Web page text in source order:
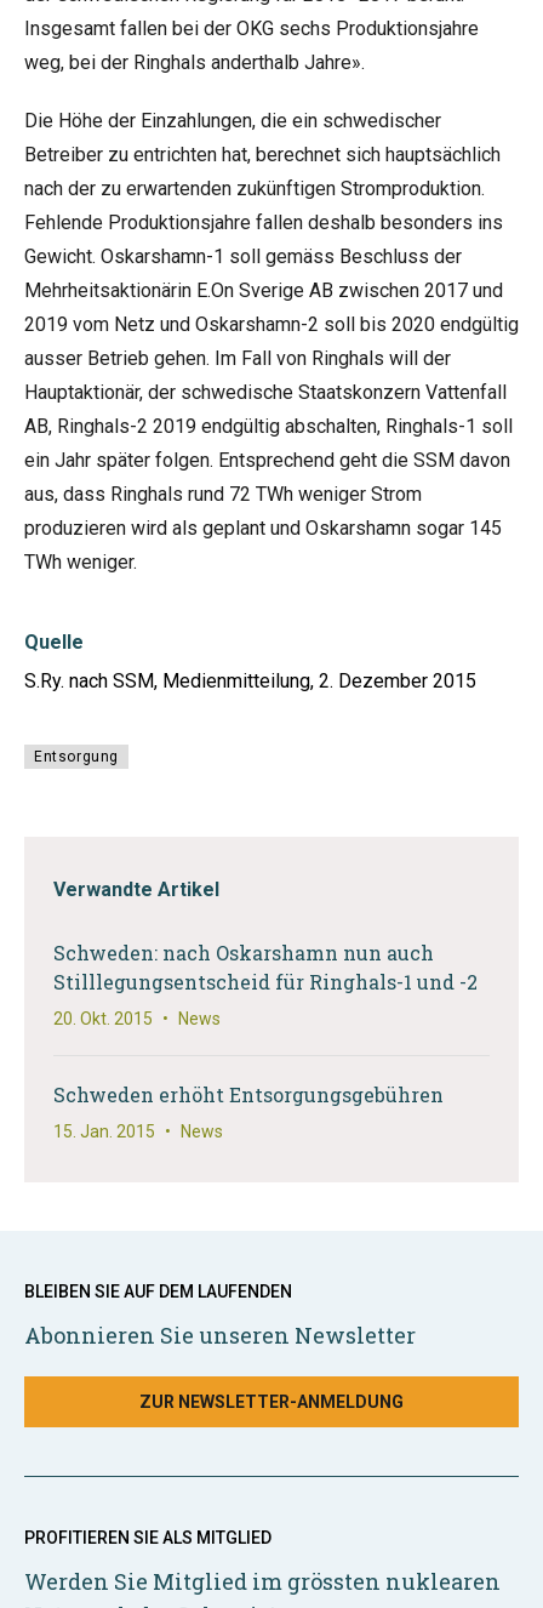
Insgesamt fallen bei der OKG sechs Produktionsjahre
weg, bei der Ringhals anderthalb Jahre».
Die Höhe der Einzahlungen, die ein schwedischer
Betreiber zu entrichten hat, berechnet sich hauptsächlich
nach der zu erwartenden zukünftigen Stromproduktion.
Fehlende Produktionsjahre fallen deshalb besonders ins
Gewicht. Oskarshamn-1 soll gemäss Beschluss der
Mehrheitsaktionärin E.On Sverige AB zwischen 2017 und
2019 vom Netz und Oskarshamn-2 soll bis 2020 endgültig
ausser Betrieb gehen. Im Fall von Ringhals will der
Hauptaktionär, der schwedische Staatskonzern Vattenfall
AB, Ringhals-2 2019 endgültig abschalten, Ringhals-1 soll
ein Jahr später folgen. Entsprechend geht die SSM davon
aus, dass Ringhals rund 72 TWh weniger Strom
produzieren wird als geplant und Oskarshamn sogar 145
TWh weniger.
Quelle
S.Ry. nach SSM, Medienmitteilung, 2. Dezember 2015
Entsorgung
Verwandte Artikel
Schweden: nach Oskarshamn nun auch
Stilllegungsentscheid für Ringhals-1 und -2
20. Okt. 2015 • News
Schweden erhöht Entsorgungsgebühren
15. Jan. 2015 • News
BLEIBEN SIE AUF DEM LAUFENDEN
Abonnieren Sie unseren Newsletter
ZUR NEWSLETTER-ANMELDUNG
PROFITIEREN SIE ALS MITGLIED
Werden Sie Mitglied im grössten nuklearen